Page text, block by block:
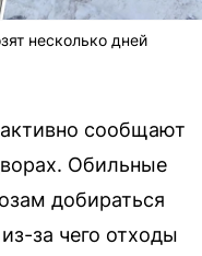
несколько дней
сообщают
Обильные
добираться
за чего отходы